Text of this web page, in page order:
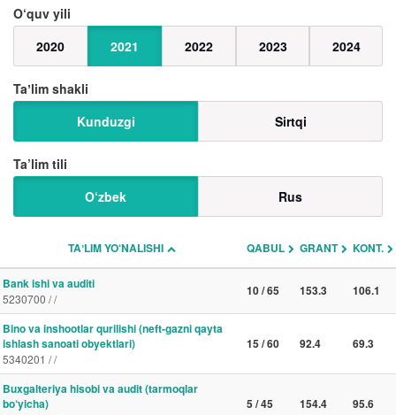
O‘quv yili
2020
2021 2022 2023 2024
Taʼlim shakli
Kunduzgi
Sirtqi
Ta’lim tili
O‘zbek
Rus
TAʼLIM YO‘NALISHI QABUL GRANT KONT.
Bank ishi va auditi
5230700 / /
10 / 65 153.3 106.1
Bino va inshootlar qurilishi (neft-gazni qayta
ishlash sanoati obyektlari)
5340201 / /
15 / 60 92.4 69.3
Buxgalteriya hisobi va audit (tarmoqlar
bo‘yicha)
5 / 45 154.4 95.6